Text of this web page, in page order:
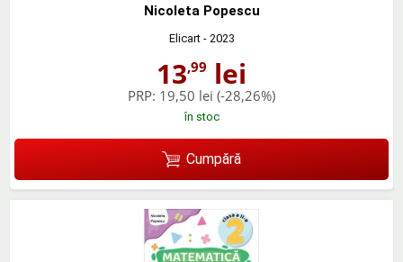
Nicoleta Popescu
Elicart- 2023
13,99 lei
PRP: 19,50 lei (-28,26%)
în stoc
Cumpără